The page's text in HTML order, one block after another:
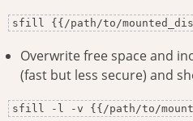
sfill {{/path/to/
Overwrite free space and
(fast but less secure) and
sfill -l -v {{/path/to/